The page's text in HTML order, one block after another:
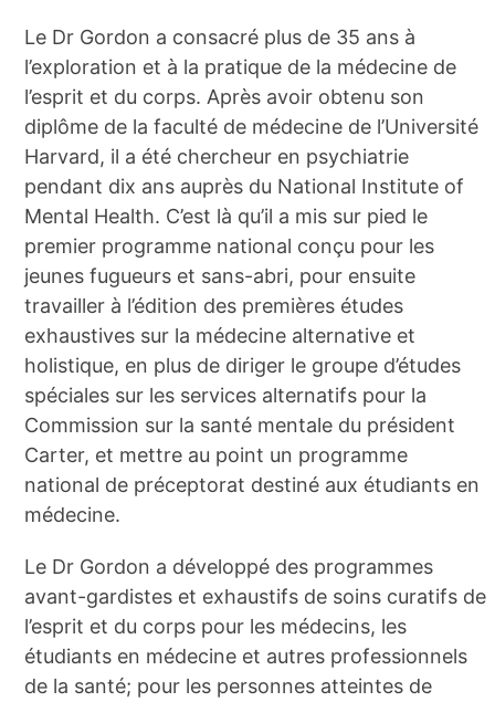
Le Dr Gordon a consacré plus de 35 ans à
l’exploration et à la pratique de la médecine de
l’esprit et du corps. Après avoir obtenu son
diplôme de la faculté de médecine de l’Université
Harvard, il a été chercheur en psychiatrie
pendant dix ans auprès du National Institute of
Mental Health. C’est là qu’il a mis sur pied le
premier programme national conçu pour les
jeunes fugueurs et sans-abri, pour ensuite
travailler à l’édition des premières études
exhaustives sur la médecine alternative et
holistique, en plus de diriger le groupe d’études
spéciales sur les services alternatifs pour la
Commission sur la santé mentale du président
Carter, et mettre au point un programme
national de préceptorat destiné aux étudiants en
médecine.
Le Dr Gordon a développé des programmes
avant-gardistes et exhaustifs de soins curatifs de
l’esprit et du corps pour les médecins, les
étudiants en médecine et autres professionnels
de la santé; pour les personnes atteintes de